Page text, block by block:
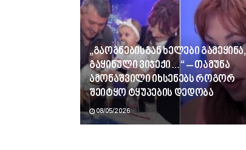
„გაოგნებისგან ხელები გამეყინა,
გაყინული ვიჯექი…“ – თამუნა
ამონაშვილი იხსენებს როგორ
შეიტყო ტყუპების დედობა
08/05/2026